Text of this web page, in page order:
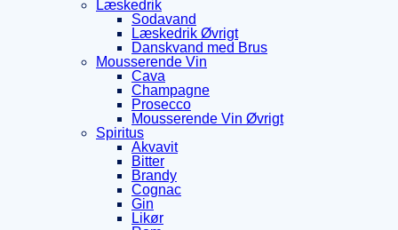
Læskedrik
Sodavand
Læskedrik Øvrigt
Danskvand med Brus
Mousserende Vin
Cava
Champagne
Prosecco
Mousserende Vin Øvrigt
Spiritus
Akvavit
Bitter
Brandy
Cognac
Gin
Likør